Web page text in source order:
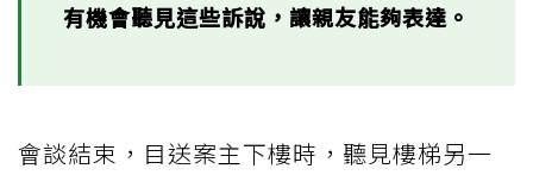
有機會聽見這些訴說，讓親友能夠表達。
會談結束，目送案主下樓時，聽見樓梯另一